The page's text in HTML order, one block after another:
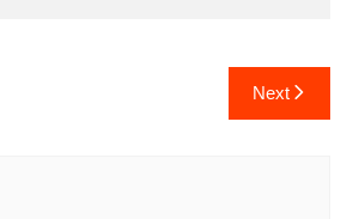
Next